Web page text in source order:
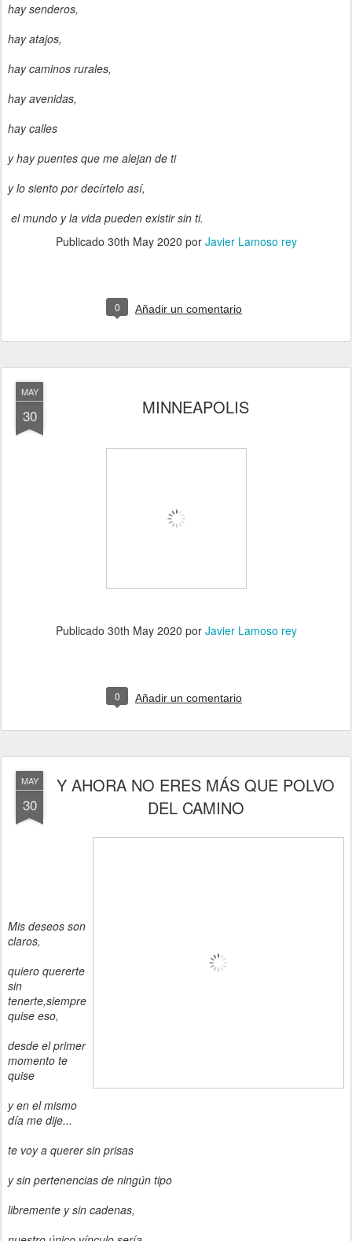
hay senderos,
hay atajos,
hay caminos rurales,
hay avenidas,
hay calles
y hay puentes que me alejan de ti
y lo siento por decírtelo así,
el mundo y la vida pueden existir sin ti.
Publicado 30th May 2020 por Javier Lamoso rey
0 Añadir un comentario
MAY
30 MINNEAPOLIS
Publicado 30th May 2020 por Javier Lamoso rey
0 Añadir un comentario
MAY
30
Y AHORA NO ERES MÁS QUE POLVO
DEL CAMINO
Mis deseos son
claros,
quiero quererte
sin
tenerte,siempre
quise eso,
desde el primer
momento te
quise
y en el mismo
día me dije...
te voy a querer sin prisas
y sin pertenencias de ningún tipo
libremente y sin cadenas,